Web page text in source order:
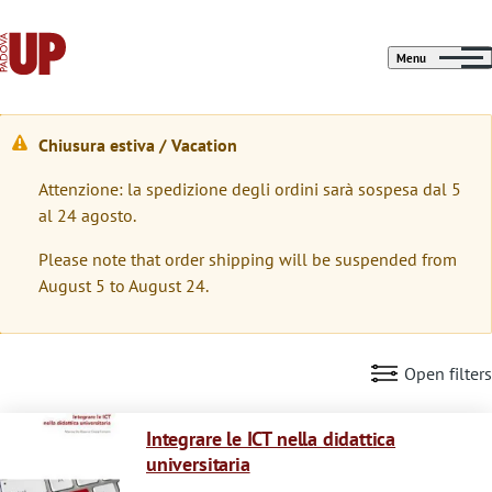
Menu
M
e
s
s
a
i
o
Chiusura estiva / Vacation
Attenzione: la spedizione degli ordini sarà sospesa dal 5
al 24 agosto.
Please note that order shipping will be suspended from
August 5 to August 24.
Open filters
Immagine
Integrare le ICT nella didattica
universitaria